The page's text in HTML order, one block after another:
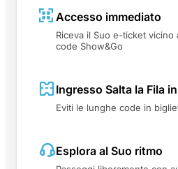
Accesso immediato
Riceva il Suo e-ticket vicino
code Show&Go
Ingresso Salta la Fila
Eviti le lunghe code in
Esplora al Suo ritmo